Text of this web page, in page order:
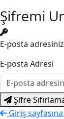
Şifremi
E-posta
E-posta Adresi
Şifre
Giriş